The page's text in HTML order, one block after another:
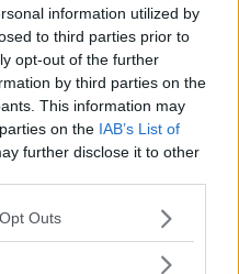
information utilized by
to third parties prior to
opt-out of the further
by third parties on the
This information may
on the IAB’s List of
further disclose it to other
uses one or more Google
You may click to
Outs